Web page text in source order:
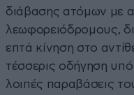
διάβασης ατόμων με
λεωφορειόδρομους,
επτά κίνηση στο
τέσσερις οδήγηση
λοιπές παραβάσεις